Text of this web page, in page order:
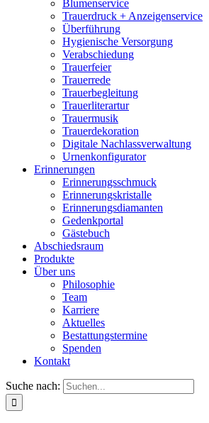
Blumenservice
Trauerdruck + Anzeigenservice
Überführung
Hygienische Versorgung
Verabschiedung
Trauerfeier
Trauerrede
Trauerbegleitung
Trauerliterartur
Trauermusik
Trauerdekoration
Digitale Nachlassverwaltung
Urnenkonfigurator
Erinnerungen
Erinnerungsschmuck
Erinnerungskristalle
Erinnerungsdiamanten
Gedenkportal
Gästebuch
Abschiedsraum
Produkte
Über uns
Philosophie
Team
Karriere
Aktuelles
Bestattungstermine
Spenden
Kontakt
Suche nach: